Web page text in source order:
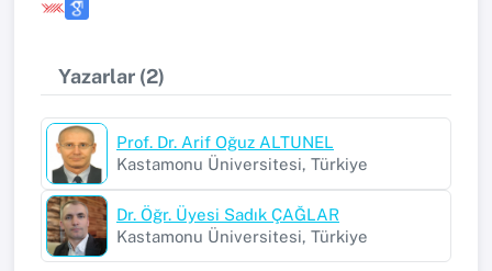
Yazarlar (2)
Prof. Dr. Arif Oğuz ALTUNEL
Kastamonu Üniversitesi, Türkiye
Dr. Öğr. Üyesi Sadık ÇAĞLAR
Kastamonu Üniversitesi, Türkiye